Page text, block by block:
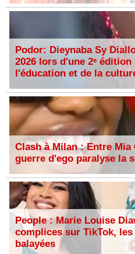
Podor: Dieynaba Sy
2026 lors d'une 2ᵉ
l'éducation et de la
Clash à Milan : Entre Mia
guerre d'ego paralyse la
People : Marie Louise
complices sur TikTok,
balayées